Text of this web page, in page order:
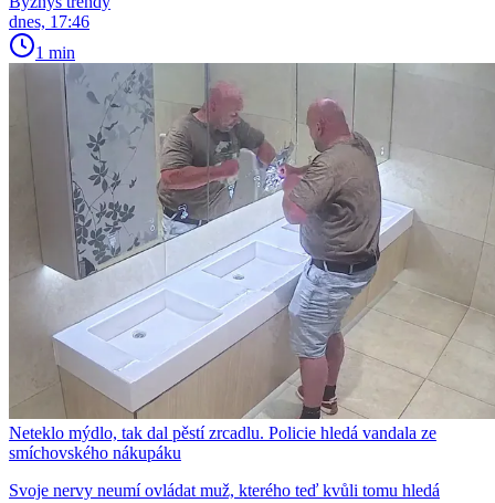
dnes, 17:46
1 min
Neteklo mýdlo, tak dal pěstí zrcadlu. Policie hledá vandala ze
smíchovského nákupáku
Svoje nervy neumí ovládat muž, kterého teď kvůli tomu hledá